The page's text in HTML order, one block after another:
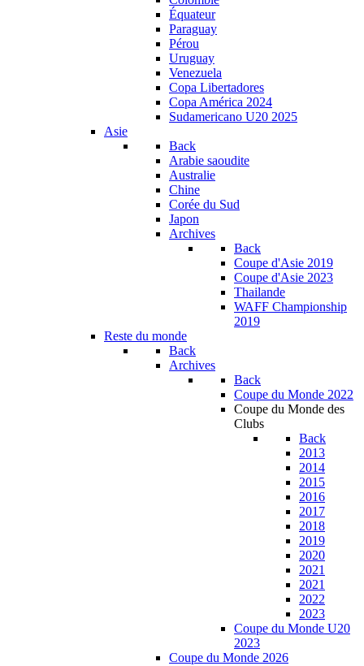
Équateur
Paraguay
Pérou
Uruguay
Venezuela
Copa Libertadores
Copa América 2024
Sudamericano U20 2025
Asie
Back
Arabie saoudite
Australie
Chine
Corée du Sud
Japon
Archives
Back
Coupe d'Asie 2019
Coupe d'Asie 2023
Thailande
WAFF Championship
2019
Reste du monde
Back
Archives
Back
Coupe du Monde 2022
Coupe du Monde des
Clubs
Back
2013
2014
2015
2016
2017
2018
2019
2020
2021
2021
2022
2023
Coupe du Monde U20
2023
Coupe du Monde 2026